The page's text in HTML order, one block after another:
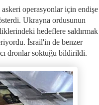
operasyonlar için endişe
Ukrayna ordusunun
hedeflere saldırmak
İsrail'in de benzer
dronlar soktuğu bildirildi.